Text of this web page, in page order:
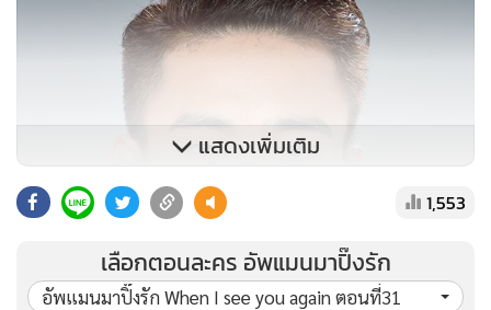
แสดงเพิ่มเติม
1,553
เลือกตอนละคร อัพแมนมาปิ๊งรัก
อัพแมนมาปิ๊งรัก When I see you again ตอนที่31